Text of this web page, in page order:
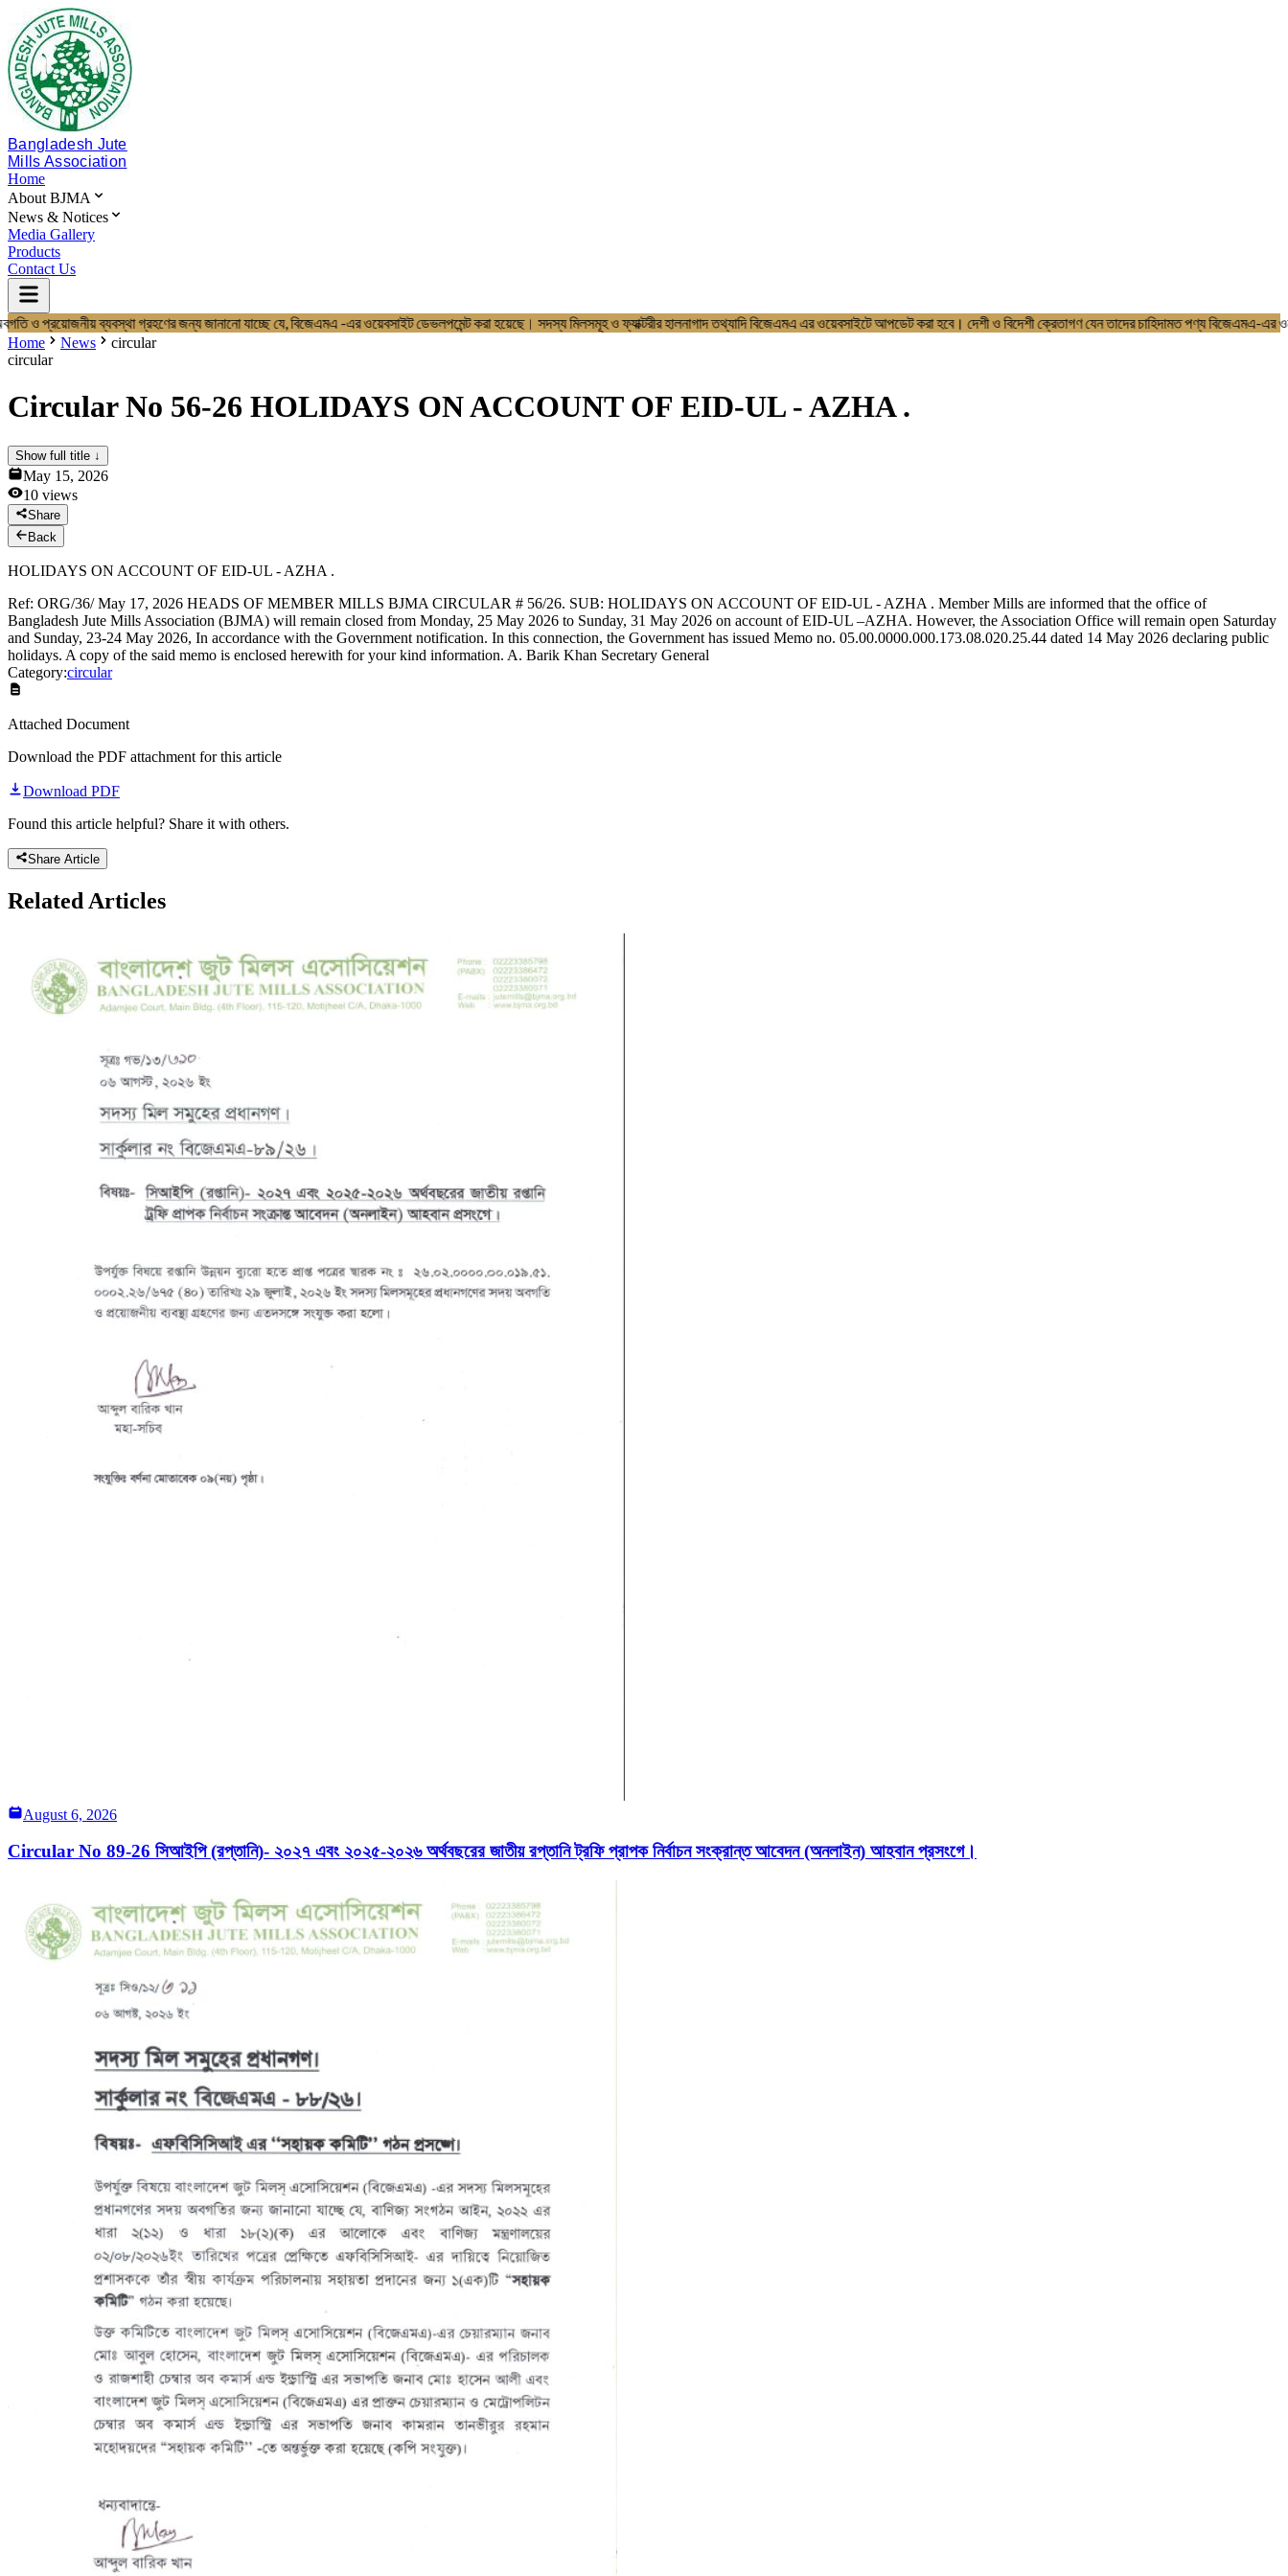
Bangladesh Jute
Mills Association
Home
About BJMA
News & Notices
Media Gallery
Products
Contact Us
Home
About BJMA
About Us
Secretariat & Staff
Members List
News & Notices
Publications
Media Gallery
Products
Contact Us
ও প্রয়োজনীয় ব্যবস্থা গ্রহণের জন্য জানানো যাচ্ছে যে, বিজেএমএ -এর ওয়েবসাইট ডেভলপমেন্ট করা হয়েছে। সদস্য মিলসমূহ ও ফ্যাক্টরীর হালনাগাদ তথ্যাদি বিজেএমএ এর ওয়েবসাইটে আপডেট করা হবে। দেশী ও বিদেশী ক্রেতাগণ যেন
Home News
circular
circular
Circular No 56-26 HOLIDAYS ON ACCOUNT OF EID-UL - AZHA .
Show full title ↓
May 15, 2026
10 views
Share
Back
HOLIDAYS ON ACCOUNT OF EID-UL - AZHA .
Ref: ORG/36/ May 17, 2026 HEADS OF MEMBER MILLS BJMA CIRCULAR # 56/26. SUB: HOLIDAYS ON ACCOUNT OF EID-UL - AZHA . Member Mills are informed that the office of
Bangladesh Jute Mills Association (BJMA) will remain closed from Monday, 25 May 2026 to Sunday, 31 May 2026 on account of EID-UL –AZHA. However, the Association Office will remain open Saturday
and Sunday, 23-24 May 2026, In accordance with the Government notification. In this connection, the Government has issued Memo no. 05.00.0000.000.173.08.020.25.44 dated 14 May 2026 declaring public
holidays. A copy of the said memo is enclosed herewith for your kind information. A. Barik Khan Secretary General
Category:circular
Attached Document
Download the PDF attachment for this article
Download PDF
Found this article helpful? Share it with others.
Share Article
Related Articles
August 6, 2026
Circular No 89-26 সিআইপি (রপ্তানি)- ২০২৭ এবং ২০২৫-২০২৬ অর্থবছরের জাতীয় রপ্তানি ট্রফি প্রাপক নির্বাচন সংক্রান্ত আবেদন (অনলাইন) আহবান প্রসংগে।